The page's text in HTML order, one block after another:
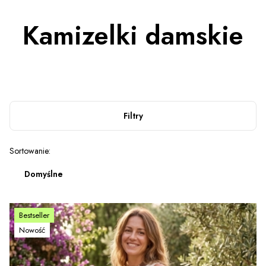
Kamizelki damskie
Filtry
Lista produktów
Sortowanie:
Domyślne
Bestseller
Nowość